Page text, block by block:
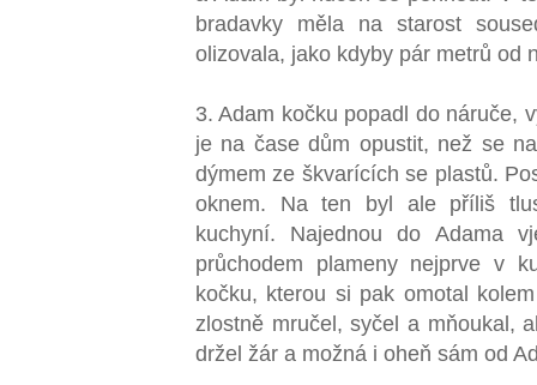
bradavky měla na starost
olizovala, jako kdyby pár metrů od
3. Adam kočku popadl do náruče,
je na čase dům opustit, než se
dýmem ze škvarících se plastů.
oknem. Na ten byl ale příliš
kuchyní. Najednou do Adama
průchodem plameny nejprve v
kočku, kterou si pak omotal
zlostně mručel, syčel a mňoukal,
držel žár a možná i oheň sám od